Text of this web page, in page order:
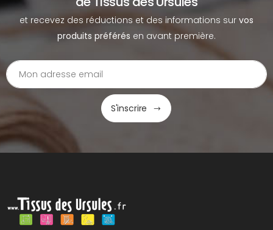
et recevez des réductions et des informations sur vos
produits préférés en avant première.
S'inscrire